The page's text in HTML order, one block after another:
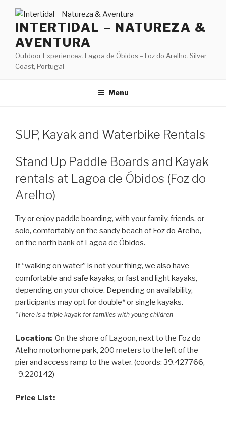
contentINTERTIDAL – NATUREZA &
AVENTURA
Outdoor Experiences. Lagoa de Óbidos – Foz do Arelho. Silver
Coast, Portugal
Menu
SUP, Kayak and Waterbike Rentals
Stand Up Paddle Boards and Kayak
rentals at Lagoa de Óbidos (Foz do
Arelho)
Try or enjoy paddle boarding, with your family, friends, or
solo, comfortably on the sandy beach of Foz do Arelho,
on the north bank of Lagoa de Óbidos.
If “walking on water” is not your thing, we also have
comfortable and safe kayaks, or fast and light kayaks,
depending on your choice. Depending on availability,
participants may opt for double* or single kayaks.
*There is a triple kayak for families with young children
Location: On the shore of Lagoon, next to the Foz do
Atelho motorhome park, 200 meters to the left of the
pier and access ramp to the water. (coords: 39.427766,
-9.220142)
Price List: